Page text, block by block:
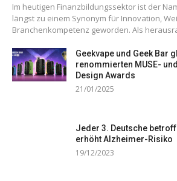
Im heutigen Finanzbildungssektor ist der
längst zu einem Synonym für Innovation,
Branchenkompetenz geworden. Als
Geekvape und Geek Bar
renommierten MUSE-
Design Awards
21/01/2025
Jeder 3. Deutsche
erhöht Alzheimer-Risiko
19/12/2023